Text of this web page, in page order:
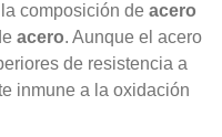
composición de acero
acero. Aunque el acero
de resistencia a
inmune a la oxidación